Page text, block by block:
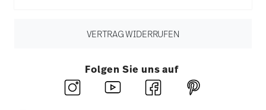
VERTRAG WIDERRUFEN
Folgen Sie uns auf